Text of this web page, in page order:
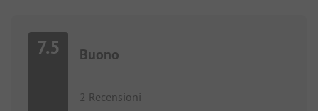
7.5 Buono
2 Recensioni